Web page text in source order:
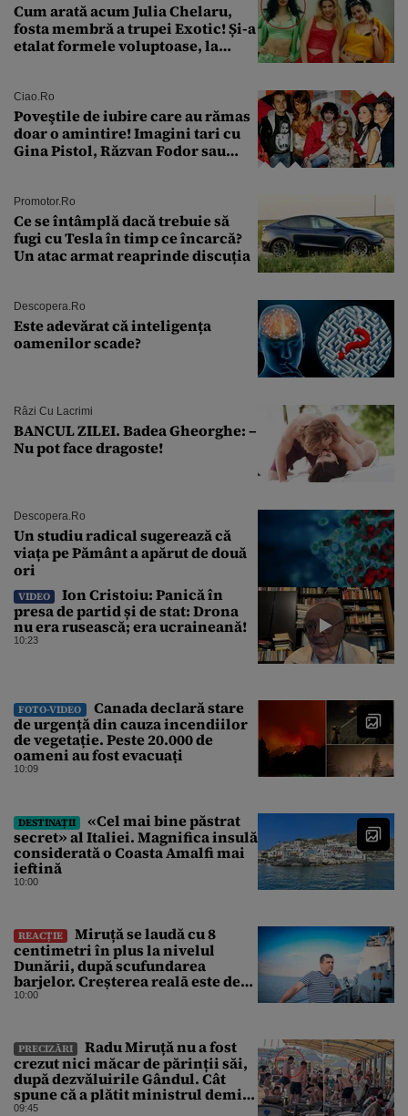
Cum arată acum Julia Chelaru,
fosta membră a trupei Exotic! Și-a
etalat formele voluptoase, la
Ciao.ro
Poveştile de iubire care au rămas
doar o amintire! Imagini tari cu
Gina Pistol, Răzvan Fodor sau
Promotor.ro
Ce se întâmplă dacă trebuie să
fugi cu Tesla în timp ce încarcă?
Un atac armat reaprinde discuția
Descopera.ro
Este adevărat că inteligența
oamenilor scade?
Râzi Cu Lacrimi
BANCUL ZILEI. Badea Gheorghe: –
Nu pot face dragoste!
Descopera.ro
Un studiu radical sugerează că
viața pe Pământ a apărut de două
ori
VIDEO
Ion Cristoiu: Panică în
presa de partid și de stat: Drona
nu era rusească; era ucraineană!
10:23
FOTO-VIDEO
Canada declară stare
de urgență din cauza incendiilor
de vegetație. Peste 20.000 de
oameni au fost evacuați
10:09
DESTINAȚII
«Cel mai bine păstrat
secret» al Italiei. Magnifica insulă
considerată o Coasta Amalfi mai
ieftină
10:00
REACȚIE
Miruță se laudă cu 8
centimetri în plus la nivelul
Dunării, după scufundarea
barjelor. Creșterea realā este de
doar 4 centimetri
10:00
PRECIZĂRI
Radu Miruță nu a fost
crezut nici măcar de părinții săi,
după dezvăluirile Gândul. Cât
spune că a plătit ministrul demis
pentru vacanța la 5 stele în Turcia
09:45